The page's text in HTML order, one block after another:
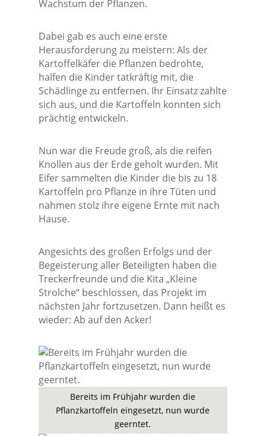
Wachstum der Pflanzen.
Dabei gab es auch eine erste
Herausforderung zu meistern: Als der
Kartoffelkäfer die Pflanzen bedrohte,
halfen die Kinder tatkräftig mit, die
Schädlinge zu entfernen. Ihr Einsatz zahlte
sich aus, und die Kartoffeln konnten sich
prächtig entwickeln.
Nun war die Freude groß, als die reifen
Knollen aus der Erde geholt wurden. Mit
Eifer sammelten die Kinder die bis zu 18
Kartoffeln pro Pflanze in ihre Tüten und
nahmen stolz ihre eigene Ernte mit nach
Hause.
Angesichts des großen Erfolgs und der
Begeisterung aller Beteiligten haben die
Treckerfreunde und die Kita „Kleine
Strolche“ beschlossen, das Projekt im
nächsten Jahr fortzusetzen. Dann heißt es
wieder: Ab auf den Acker!
Bereits im Frühjahr wurden die
Pflanzkartoffeln eingesetzt, nun wurde
geerntet.